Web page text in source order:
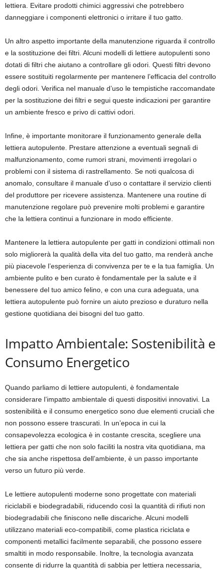
lettiera. Evitare prodotti chimici aggressivi che potrebbero
danneggiare i componenti elettronici o irritare il tuo gatto.
Un altro aspetto importante della manutenzione riguarda il controllo
e la sostituzione dei filtri. Alcuni modelli di lettiere autopulenti sono
dotati di filtri che aiutano a controllare gli odori. Questi filtri devono
essere sostituiti regolarmente per mantenere l’efficacia del controllo
degli odori. Verifica nel manuale d’uso le tempistiche raccomandate
per la sostituzione dei filtri e segui queste indicazioni per garantire
un ambiente fresco e privo di cattivi odori.
Infine, è importante monitorare il funzionamento generale della
lettiera autopulente. Prestare attenzione a eventuali segnali di
malfunzionamento, come rumori strani, movimenti irregolari o
problemi con il sistema di rastrellamento. Se noti qualcosa di
anomalo, consultare il manuale d’uso o contattare il servizio clienti
del produttore per ricevere assistenza. Mantenere una routine di
manutenzione regolare può prevenire molti problemi e garantire
che la lettiera continui a funzionare in modo efficiente.
Mantenere la lettiera autopulente per gatti in condizioni ottimali non
solo migliorerà la qualità della vita del tuo gatto, ma renderà anche
più piacevole l’esperienza di convivenza per te e la tua famiglia. Un
ambiente pulito e ben curato è fondamentale per la salute e il
benessere del tuo amico felino, e con una cura adeguata, una
lettiera autopulente può fornire un aiuto prezioso e duraturo nella
gestione quotidiana dei bisogni del tuo gatto.
Impatto Ambientale: Sostenibilità e
Consumo Energetico
Quando parliamo di lettiere autopulenti, è fondamentale
considerare l’impatto ambientale di questi dispositivi innovativi. La
sostenibilità e il consumo energetico sono due elementi cruciali che
non possono essere trascurati. In un’epoca in cui la
consapevolezza ecologica è in costante crescita, scegliere una
lettiera per gatti che non solo faciliti la nostra vita quotidiana, ma
che sia anche rispettosa dell’ambiente, è un passo importante
verso un futuro più verde.
Le lettiere autopulenti moderne sono progettate con materiali
riciclabili e biodegradabili, riducendo così la quantità di rifiuti non
biodegradabili che finiscono nelle discariche. Alcuni modelli
utilizzano materiali eco-compatibili, come plastica riciclata e
componenti metallici facilmente separabili, che possono essere
smaltiti in modo responsabile. Inoltre, la tecnologia avanzata
consente di ridurre la quantità di sabbia per lettiera necessaria,